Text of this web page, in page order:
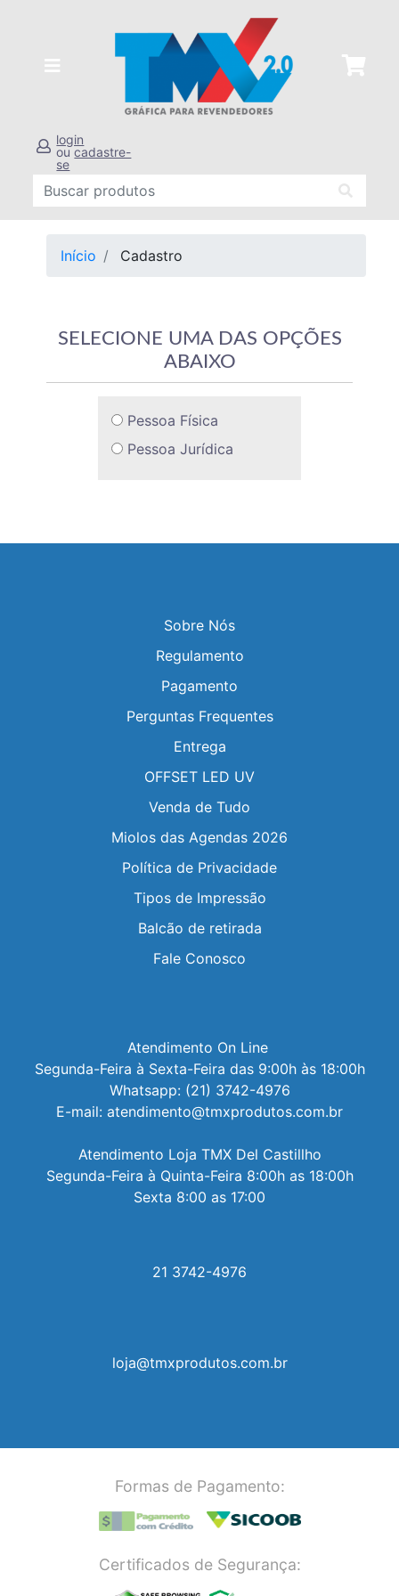
login
oucadastre-
se
Início Cadastro
SELECIONE UMA DAS OPÇÕES
ABAIXO
Pessoa Física
Pessoa Jurídica
Sobre Nós
Regulamento
Pagamento
Perguntas Frequentes
Entrega
OFFSET LED UV
Venda de Tudo
Miolos das Agendas 2026
Política de Privacidade
Tipos de Impressão
Balcão de retirada
Fale Conosco
Atendimento On Line
Segunda-Feira à Sexta-Feira das 9:00h às 18:00h
Whatsapp: (21) 3742-4976
E-mail: atendimento@tmxprodutos.com.br
Atendimento Loja TMX Del Castillho
Segunda-Feira à Quinta-Feira 8:00h as 18:00h
Sexta 8:00 as 17:00
21 3742-4976
loja@tmxprodutos.com.br
Formas de Pagamento:
Certificados de Segurança: